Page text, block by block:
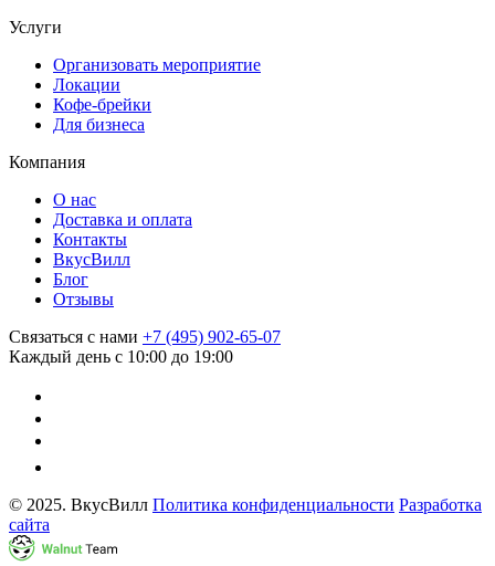
Услуги
Организовать мероприятие
Локации
Кофе-брейки
Для бизнеса
Компания
О нас
Доставка и оплата
Контакты
ВкусВилл
Блог
Отзывы
Связаться с нами +7 (495) 902-65-07
Каждый день с 10:00 до 19:00
© 2025. ВкусВилл Политика конфиденциальности Разработка
сайта